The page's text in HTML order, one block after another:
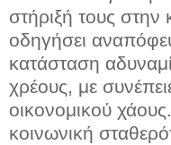
στήριξή τους
οδηγήσει
κατάσταση
χρέους, με
οικονομικού
κοινωνική